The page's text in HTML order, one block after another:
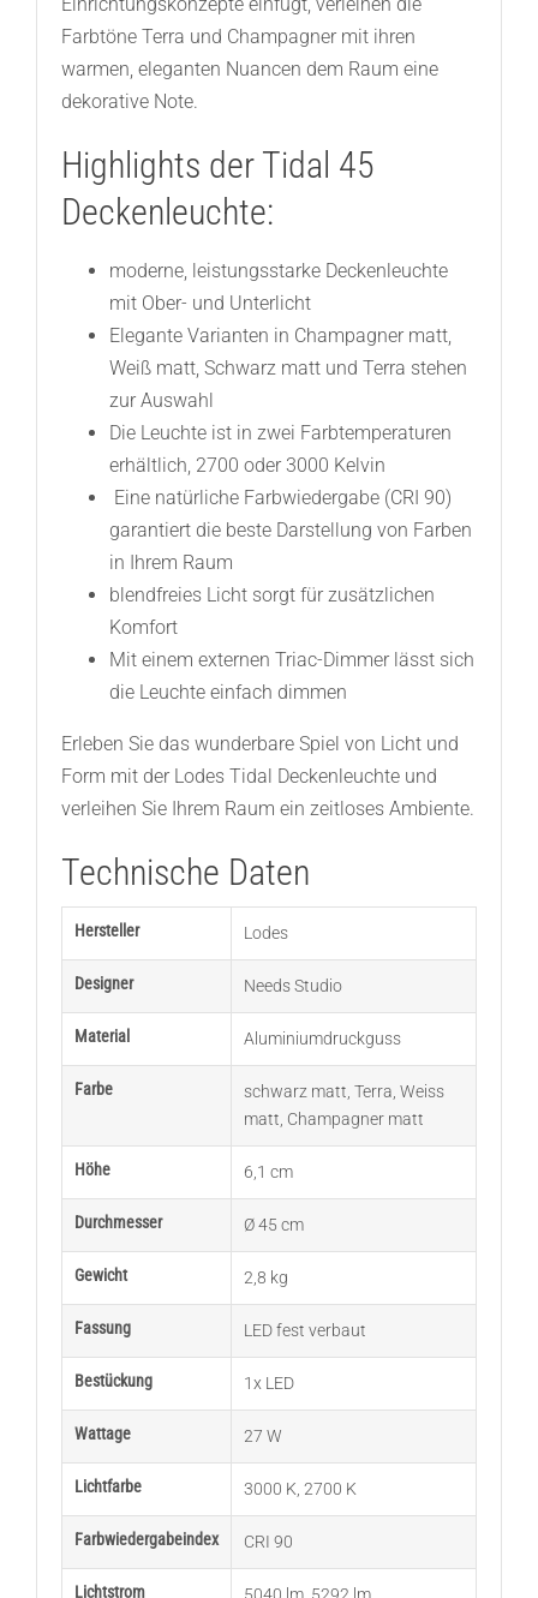
Farbtöne Terra und Champagner mit ihren
warmen, eleganten Nuancen dem Raum eine
dekorative Note.
Highlights der Tidal 45
Deckenleuchte:
moderne, leistungsstarke Deckenleuchte
mit Ober- und Unterlicht
Elegante Varianten in Champagner matt,
Weiß matt, Schwarz matt und Terra stehen
zur Auswahl
Die Leuchte ist in zwei Farbtemperaturen
erhältlich, 2700 oder 3000 Kelvin
Eine natürliche Farbwiedergabe (CRI 90)
garantiert die beste Darstellung von Farben
in Ihrem Raum
blendfreies Licht sorgt für zusätzlichen
Komfort
Mit einem externen Triac-Dimmer lässt sich
die Leuchte einfach dimmen
Erleben Sie das wunderbare Spiel von Licht und
Form mit der Lodes Tidal Deckenleuchte und
verleihen Sie Ihrem Raum ein zeitloses Ambiente.
Technische Daten
Hersteller Lodes
Designer Needs Studio
Material Aluminiumdruckguss
Farbe schwarz matt Terra Weiss
matt Champagner matt
Höhe 6,1 cm
Durchmesser Ø 45 cm
Gewicht 2,8 kg
Fassung LED fest verbaut
Bestückung 1x LED
Wattage 27 W
Lichtfarbe 3000 K 2700 K
Farbwiedergabeindex CRI 90
Lichtstrom